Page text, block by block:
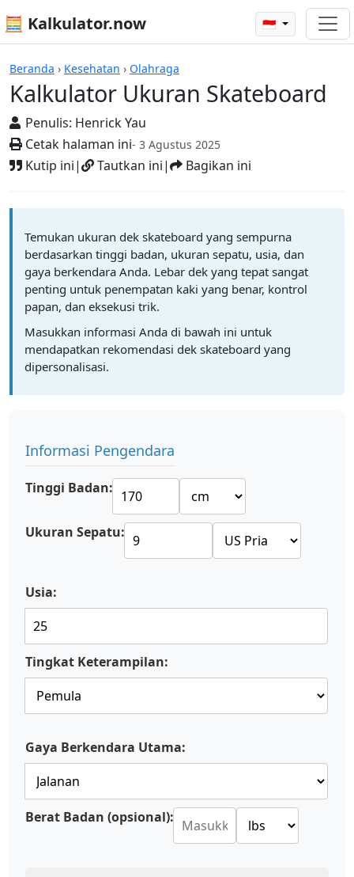
🧮 Kalkulator.now 🇮🇩
Beranda › Kesehatan › Olahraga
Kalkulator Ukuran Skateboard
Penulis: Henrick Yau
Cetak halaman ini- 3 Agustus 2025
Kutip ini| Tautkan ini| Bagikan ini
Kalkulator-kalkulator
Temukan ukuran dek skateboard yang sempurna
berdasarkan tinggi badan, ukuran sepatu, usia, dan
gaya berkendara Anda. Lebar dek yang tepat sangat
penting untuk penempatan kaki yang benar, kontrol
papan, dan eksekusi trik.
Masukkan informasi Anda di bawah ini untuk
mendapatkan rekomendasi dek skateboard yang
dipersonalisasi.
Informasi Pengendara
Tinggi Badan:
Ukuran Sepatu:
Usia:
Tingkat Keterampilan:
Gaya Berkendara Utama:
Berat Badan (opsional):